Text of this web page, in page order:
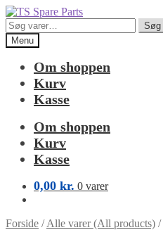
Spring
til
navigation
Spring
til
indhold
Søg
efter:
Søg
Menu
Om shoppen
Kurv
Kasse
Om shoppen
Kurv
Kasse
0,00 kr. 0 varer
Forside /Alle varer (All products) /